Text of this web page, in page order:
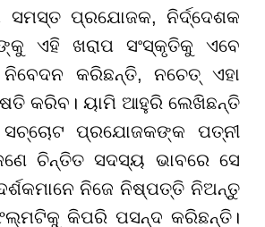
ସମସ୍ତ ପ୍ରଯୋଜକ, ନିର୍ଦ୍ଦେଶକ
ଏହି ଖରାପ ସଂସ୍କୃତିକୁ ଏବେ
କରିଛନ୍ତି, ନଚେତ୍ ଏହା
କରିବ। ୟାମି ଆହୁରି ଲେଖିଛନ୍ତି
ପ୍ରଯୋଜକଙ୍କ ପତ୍ନୀ
ଚିନ୍ତିତ ସଦସ୍ୟ ଭାବରେ ସେ
ନିଜେ ନିଷ୍ପତ୍ତି ନିଅନ୍ତୁ
କିପରି ପସନ୍ଦ କରିଛନ୍ତି।